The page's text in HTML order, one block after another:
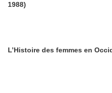
1988)
L’Histoire des femmes en